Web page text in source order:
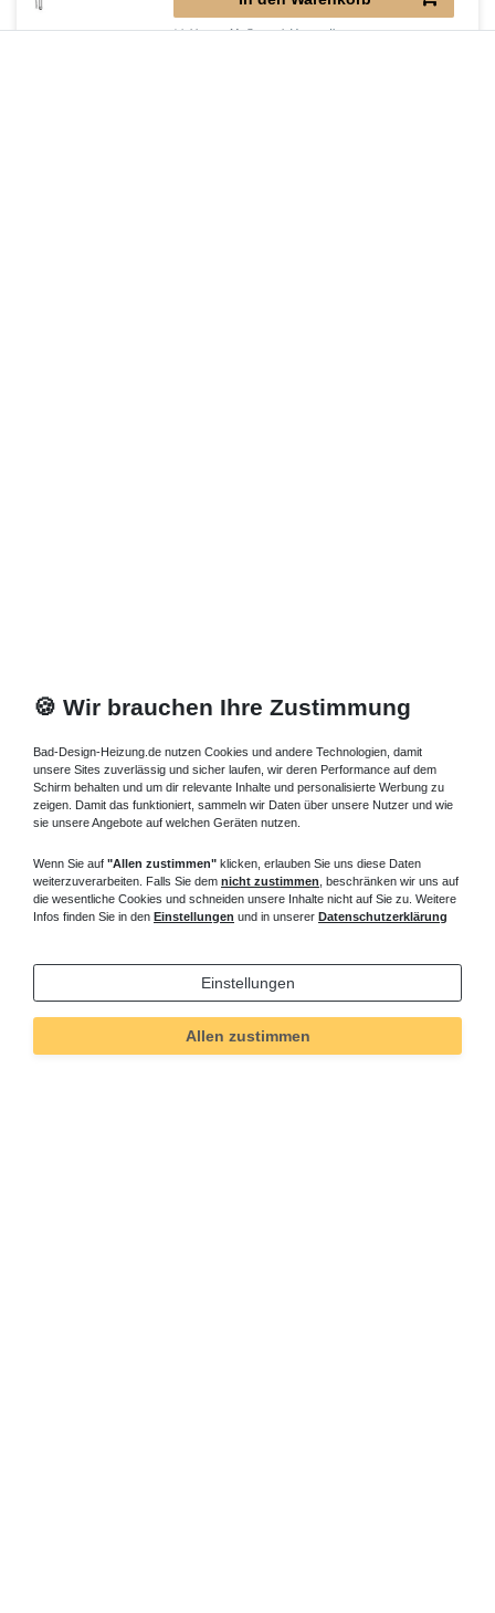
*inkl. ges. MwSt.zzgl.Versandkosten
🍪 Wir brauchen Ihre Zustimmung
Bad-Design-Heizung.de nutzen Cookies und andere Technologien, damit
unsere Sites zuverlässig und sicher laufen, wir deren Performance auf dem
Schirm behalten und um dir relevante Inhalte und personalisierte Werbung zu
zeigen. Damit das funktioniert, sammeln wir Daten über unsere Nutzer und wie
sie unsere Angebote auf welchen Geräten nutzen.
Wenn Sie auf "Allen zustimmen" klicken, erlauben Sie uns diese Daten
weiterzuverarbeiten. Falls Sie dem nicht zustimmen , beschränken wir uns auf
die wesentliche Cookies und schneiden unsere Inhalte nicht auf Sie zu. Weitere
Infos finden Sie in den Einstellungen und in unserer Datenschutzerklärung
Einstellungen
Allen zustimmen